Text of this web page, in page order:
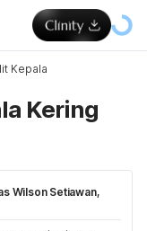
Kepala
Kering
Wilson Setiawan,